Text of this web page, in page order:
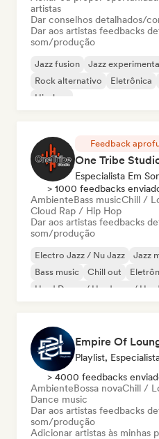
artistas
Dar conselhos detalhados/
Dar aos artistas feedbacks
som/produção
Jazz fusion Jazz
Rock alternativo
Eletrônica
Hip-hop
Feedback
One Tribe
Especialista Em
> 1000 feedbacks
AmbienteBass musicChill /
Cloud Rap / Hip Hop
Dar aos artistas feedbacks
som/produção
Electro Jazz / Nu Jazz Jazz
Bass music
Chill out
Hard Dance / Hardcore /
Empire Of
Playlist,
> 4000 feedbacks
AmbienteBossa novaChill /
Dance music
Dar aos artistas feedbacks
som/produção
Adicionar artistas às minhas